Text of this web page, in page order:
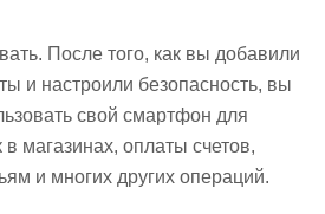
После того, как вы добавили
и настроили безопасность, вы
свой смартфон для
магазинах, оплаты счетов,
и многих других операций.